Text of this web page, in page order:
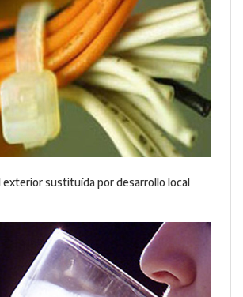
exterior sustituída por desarrollo local